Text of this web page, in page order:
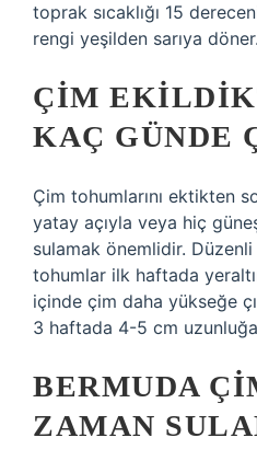
toprak sıcaklığı 15
rengi yeşilden sarıya döner.
ÇIM
KAÇ GÜNDE
Çim tohumlarını ektikten
yatay açıyla veya hiç güneş
sulamak önemlidir.
tohumlar ilk haftada
içinde çim daha yükseğe
3 haftada 4-5 cm uzunluğa
BERMUDA
ZAMAN